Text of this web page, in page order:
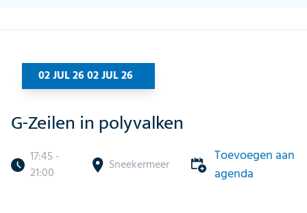
02 JUL 26 02 JUL 26
G-Zeilen in polyvalken
17:45 -
21:00
Sneekermeer
Toevoegen aan
agenda